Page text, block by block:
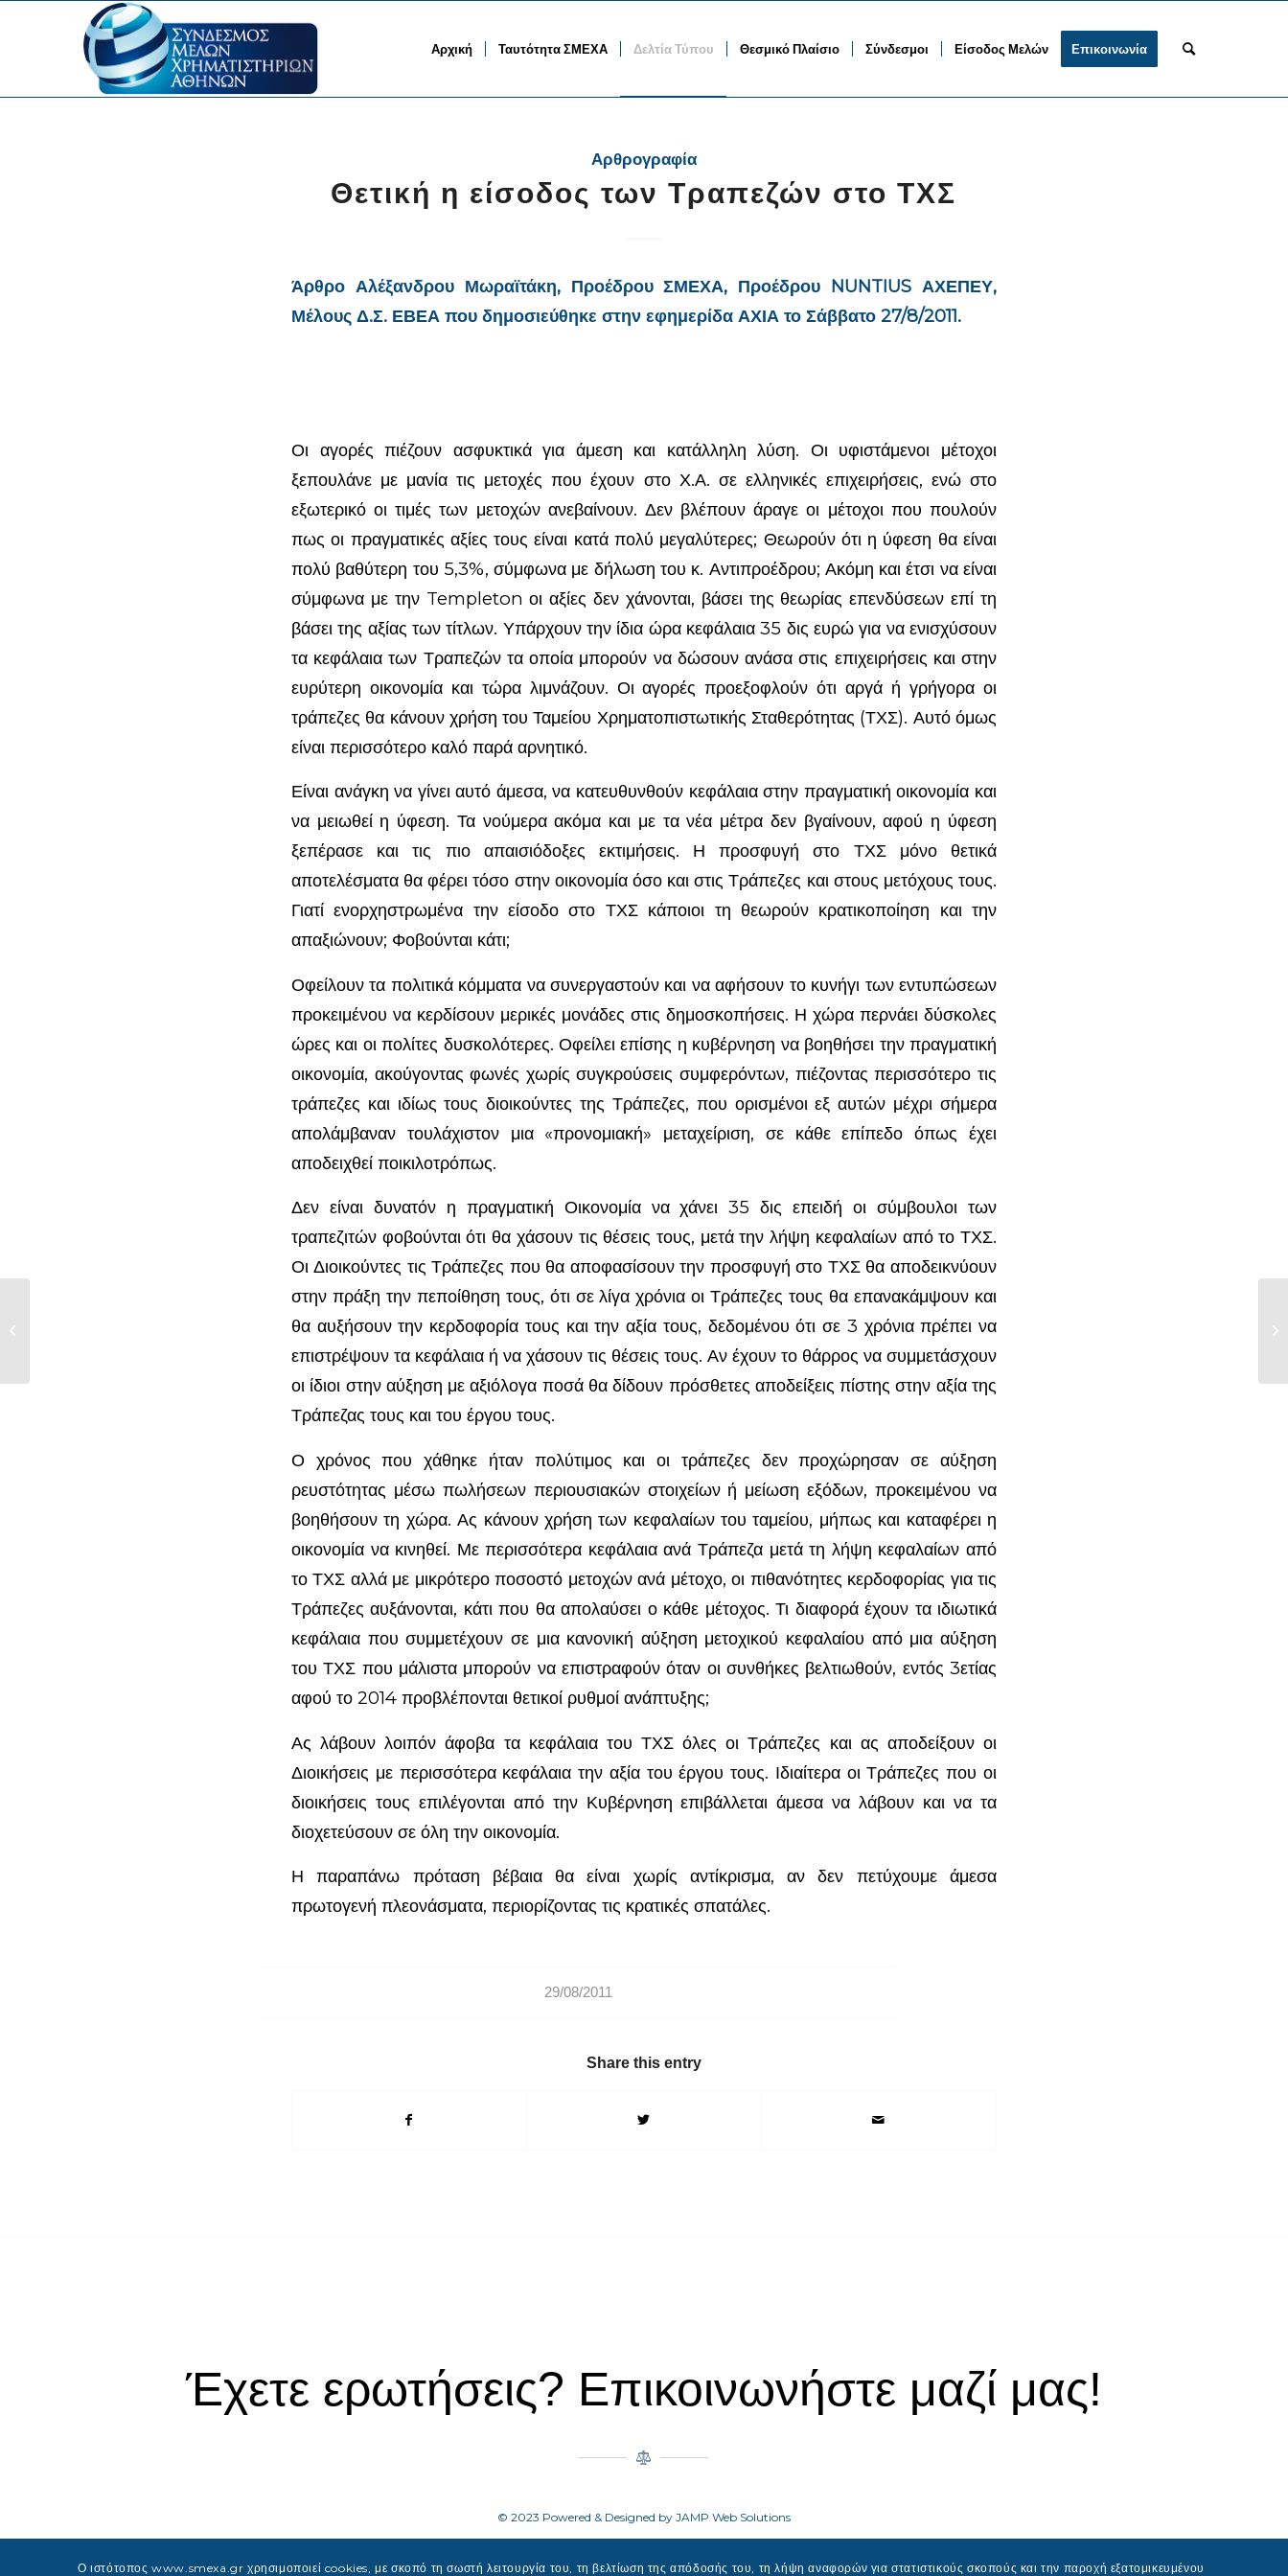
Αρχική Ταυτότητα ΣΜΕΧΑ Δελτία Τύπου Θεσμικό Πλαίσιο Σύνδεσμοι Είσοδος Μελών Επικοινωνία
Αρθρογραφία
Θετική η είσοδος των Τραπεζών στο ΤΧΣ
Άρθρο Αλέξανδρου Μωραϊτάκη, Προέδρου ΣΜΕΧΑ, Προέδρου NUNTIUS ΑΧΕΠΕΥ,
Μέλους Δ.Σ. ΕΒΕΑ που δημοσιεύθηκε στην εφημερίδα ΑΧΙΑτο Σάββατο 27/8/2011.
Οι αγορές πιέζουν ασφυκτικά για άμεση και κατάλληλη λύση. Οι υφιστάμενοι μέτοχοι
ξεπουλάνε με μανία τις μετοχές που έχουν στο Χ.Α. σε ελληνικές επιχειρήσεις, ενώ στο
εξωτερικό οι τιμές των μετοχών ανεβαίνουν. Δεν βλέπουν άραγε οι μέτοχοι που πουλούν
πως οι πραγματικές αξίες τους είναι κατά πολύ μεγαλύτερες; Θεωρούν ότι η ύφεση θα είναι
πολύ βαθύτερη του 5,3%, σύμφωνα με δήλωση του κ. Αντιπροέδρου; Ακόμη και έτσι να είναι
σύμφωνα με την Templeton οι αξίες δεν χάνονται, βάσει της θεωρίας επενδύσεων επί τη
βάσει της αξίας των τίτλων. Υπάρχουν την ίδια ώρα κεφάλαια 35 δις ευρώ για να ενισχύσουν
τα κεφάλαια των Τραπεζών τα οποία μπορούν να δώσουν ανάσα στις επιχειρήσεις και στην
ευρύτερη οικονομία και τώρα λιμνάζουν. Οι αγορές προεξοφλούν ότι αργά ή γρήγορα οι
τράπεζες θα κάνουν χρήση του Ταμείου Χρηματοπιστωτικής Σταθερότητας (ΤΧΣ). Αυτό όμως
είναι περισσότερο καλό παρά αρνητικό.
Είναι ανάγκη να γίνει αυτό άμεσα, να κατευθυνθούν κεφάλαια στην πραγματική οικονομία και
να μειωθεί η ύφεση. Τα νούμερα ακόμα και με τα νέα μέτρα δεν βγαίνουν, αφού η ύφεση
ξεπέρασε και τις πιο απαισιόδοξες εκτιμήσεις. Η προσφυγή στο ΤΧΣ μόνο θετικά
αποτελέσματα θα φέρει τόσο στην οικονομία όσο και στις Τράπεζες και στους μετόχους τους.
Γιατί ενορχηστρωμένα την είσοδο στο ΤΧΣ κάποιοι τη θεωρούν κρατικοποίηση και την
απαξιώνουν; Φοβούνται κάτι;
Οφείλουν τα πολιτικά κόμματα να συνεργαστούν και να αφήσουν το κυνήγι των εντυπώσεων
προκειμένου να κερδίσουν μερικές μονάδες στις δημοσκοπήσεις. Η χώρα περνάει δύσκολες
ώρες και οι πολίτες δυσκολότερες. Οφείλει επίσης η κυβέρνηση να βοηθήσει την πραγματική
οικονομία, ακούγοντας φωνές χωρίς συγκρούσεις συμφερόντων, πιέζοντας περισσότερο τις
τράπεζες και ιδίως τους διοικούντες της Τράπεζες, που ορισμένοι εξ αυτών μέχρι σήμερα
απολάμβαναν τουλάχιστον μια «προνομιακή» μεταχείριση, σε κάθε επίπεδο όπως έχει
αποδειχθεί ποικιλοτρόπως.
Δεν είναι δυνατόν η πραγματική Οικονομία να χάνει 35 δις επειδή οι σύμβουλοι των
τραπεζιτών φοβούνται ότι θα χάσουν τις θέσεις τους, μετά την λήψη κεφαλαίων από το ΤΧΣ.
Οι Διοικούντες τις Τράπεζες που θα αποφασίσουν την προσφυγή στο ΤΧΣ θα αποδεικνύουν
στην πράξη την πεποίθηση τους, ότι σε λίγα χρόνια οι Τράπεζες τους θα επανακάμψουν και
θα αυξήσουν την κερδοφορία τους και την αξία τους, δεδομένου ότι σε 3 χρόνια πρέπει να
επιστρέψουν τα κεφάλαια ή να χάσουν τις θέσεις τους. Αν έχουν το θάρρος να συμμετάσχουν
οι ίδιοι στην αύξηση με αξιόλογα ποσά θα δίδουν πρόσθετες αποδείξεις πίστης στην αξία της
Τράπεζας τους και του έργου τους.
Ο χρόνος που χάθηκε ήταν πολύτιμος και οι τράπεζες δεν προχώρησαν σε αύξηση
ρευστότητας μέσω πωλήσεων περιουσιακών στοιχείων ή μείωση εξόδων, προκειμένου να
βοηθήσουν τη χώρα. Ας κάνουν χρήση των κεφαλαίων του ταμείου, μήπως και καταφέρει η
οικονομία να κινηθεί. Με περισσότερα κεφάλαια ανά Τράπεζα μετά τη λήψη κεφαλαίων από
το ΤΧΣ αλλά με μικρότερο ποσοστό μετοχών ανά μέτοχο, οι πιθανότητες κερδοφορίας για τις
Τράπεζες αυξάνονται, κάτι που θα απολαύσει ο κάθε μέτοχος. Τι διαφορά έχουν τα ιδιωτικά
κεφάλαια που συμμετέχουν σε μια κανονική αύξηση μετοχικού κεφαλαίου από μια αύξηση
του ΤΧΣ που μάλιστα μπορούν να επιστραφούν όταν οι συνθήκες βελτιωθούν, εντός 3ετίας
αφού το 2014 προβλέπονται θετικοί ρυθμοί ανάπτυξης;
Ας λάβουν λοιπόν άφοβα τα κεφάλαια του ΤΧΣ όλες οι Τράπεζες και ας αποδείξουν οι
Διοικήσεις με περισσότερα κεφάλαια την αξία του έργου τους. Ιδιαίτερα οι Τράπεζες που οι
διοικήσεις τους επιλέγονται από την Κυβέρνηση επιβάλλεται άμεσα να λάβουν και να τα
διοχετεύσουν σε όλη την οικονομία.
Η παραπάνω πρόταση βέβαια θα είναι χωρίς αντίκρισμα, αν δεν πετύχουμε άμεσα
πρωτογενή πλεονάσματα, περιορίζοντας τις κρατικές σπατάλες.
29/08/2011
Share this entry
Έχετε ερωτήσεις? Επικοινωνήστε μαζί μας!
© 2023 Powered & Designed by JAMP Web Solutions
Ο ιστότοπος www.smexa.gr χρησιμοποιεί cookies, με σκοπό τη σωστή λειτουργία του, τη βελτίωση της απόδοσής του, τη λήψη αναφορών για στατιστικούς σκοπούς και την παροχή εξατομικευμένου